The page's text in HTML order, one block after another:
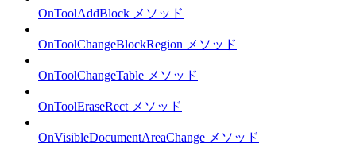
OnToolAddBlock メソッド
OnToolChangeBlockRegion メソッド
OnToolChangeTable メソッド
OnToolEraseRect メソッド
OnVisibleDocumentAreaChange メソッド